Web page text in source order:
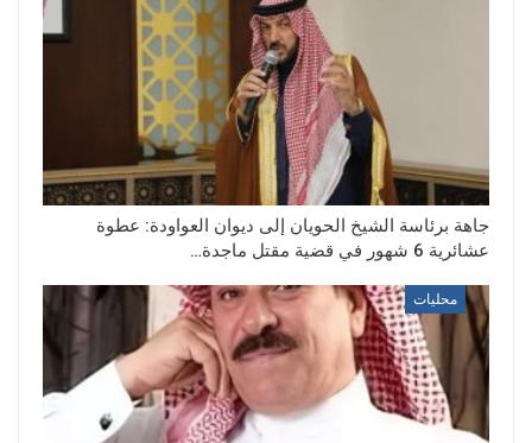
جاهة برئاسة الشيخ الحويان إلى ديوان العواودة: عطوة
عشائرية 6 شهور في قضية مقتل ماجدة…
محليات